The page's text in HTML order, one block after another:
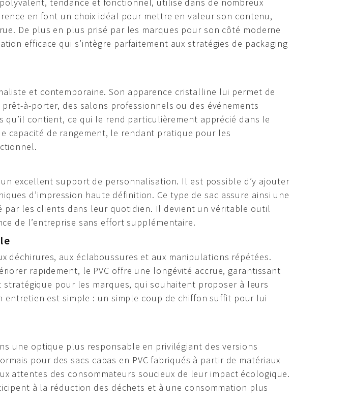
tendance et fonctionnel, utilisé dans de nombreux
en font un choix idéal pour mettre en valeur son contenu,
De plus en plus prisé par les marques pour son côté moderne
efficace qui s’intègre parfaitement aux stratégies de packaging
et contemporaine. Son apparence cristalline lui permet de
à-porter, des salons professionnels ou des événements
contient, ce qui le rend particulièrement apprécié dans le
capacité de rangement, le rendant pratique pour les
excellent support de personnalisation. Il est possible d’y ajouter
d’impression haute définition. Ce type de sac assure ainsi une
les clients dans leur quotidien. Il devient un véritable outil
de l’entreprise sans effort supplémentaire.
déchirures, aux éclaboussures et aux manipulations répétées.
rapidement, le PVC offre une longévité accrue, garantissant
pour les marques, qui souhaitent proposer à leurs
est simple : un simple coup de chiffon suffit pour lui
une optique plus responsable en privilégiant des versions
pour des sacs cabas en PVC fabriqués à partir de matériaux
attentes des consommateurs soucieux de leur impact écologique.
à la réduction des déchets et à une consommation plus